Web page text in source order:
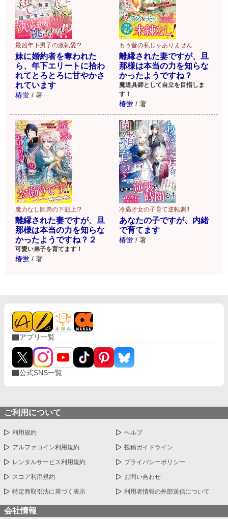
最凶年下男子の激執愛!?
妹に婚約者を奪われた
ら、年下エリートに拾わ
れてとろとろに甘やかさ
れています
椿蛍 / 著
もう昔の私じゃありません
離縁された妻ですが、旦
那様は本当の力を知らな
かったようですね？
魔道具師として自立を目指しま
す！
椿蛍 / 著
魔力なし師弟の下剋上!?
離縁された妻ですが、旦
那様は本当の力を知らな
かったようですね？２
可愛い弟子を育てます！
椿蛍 / 著
冷遇才女の子育て逆転劇!!
あなたの子ですが、内緒
で育てます
椿蛍 / 著
アプリ一覧
公式SNS一覧
ご利用について
利用規約 ヘルプ
アルファコイン利用規約 投稿ガイドライン
レンタルサービス利用規約 プライバシーポリシー
スコア利用規約 お問い合わせ
特定商取引法に基づく表示 利用者情報の外部送信について
会社情報